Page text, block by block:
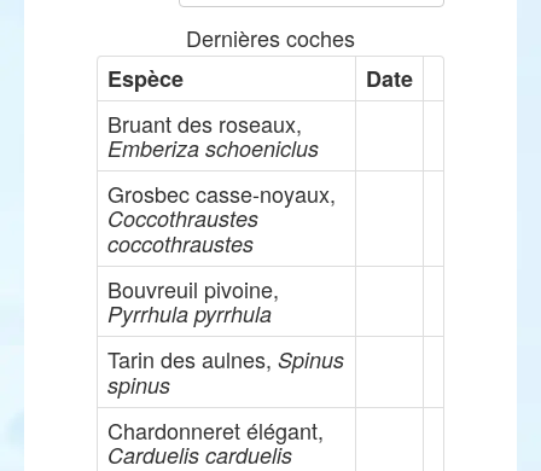
Dernières coches
Espèce
Date
Bruant des roseaux,
Emberiza schoeniclus
Grosbec casse-noyaux,
Coccothraustes
coccothraustes
Bouvreuil pivoine,
Pyrrhula pyrrhula
Tarin des aulnes, Spinus
spinus
Chardonneret élégant,
Carduelis carduelis